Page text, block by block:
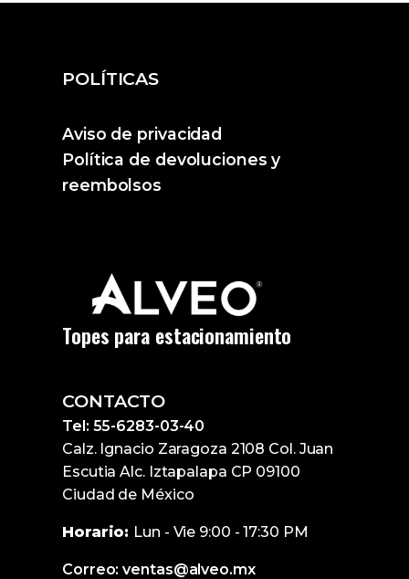
POLÍTICAS
Aviso de privacidad
Política de devoluciones y
reembolsos
Topes para estacionamiento
CONTACTO
Tel: 55-6283-03-40
Calz. Ignacio Zaragoza 2108 Col. Juan
Escutia Alc. Iztapalapa CP 09100
Ciudad de México
Horario: Lun - Vie 9:00 - 17:30 PM
Correo: ventas@alveo.mx